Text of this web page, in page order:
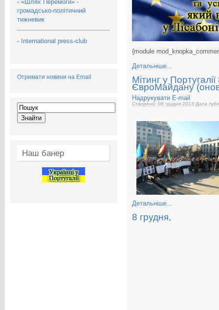
- «Шлях Перемоги» -
громадсько-політичний
тижневик
- International press-club
Отримати новини на Email
Наш банер
{module
Детальніше...
Мітинг у
ЄвроМайдану
Надрукувати E-mail
Створено: 08 грудня 2013 Дата
Детальніше...
8 грудня,